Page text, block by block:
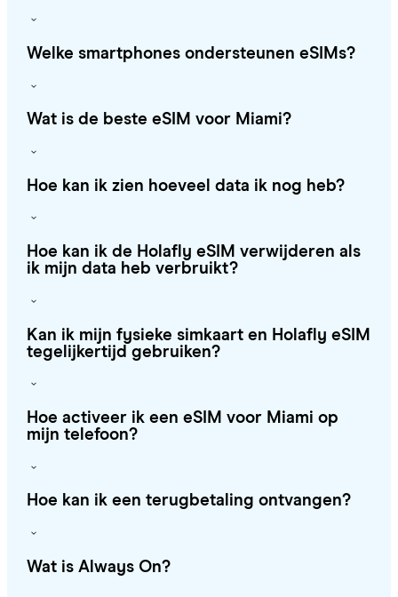
Welke smartphones ondersteunen eSIMs?
Wat is de beste eSIM voor Miami?
Hoe kan ik zien hoeveel data ik nog heb?
Hoe kan ik de Holafly eSIM verwijderen als
ik mijn data heb verbruikt?
Kan ik mijn fysieke simkaart en Holafly eSIM
tegelijkertijd gebruiken?
Hoe activeer ik een eSIM voor Miami op
mijn telefoon?
Hoe kan ik een terugbetaling ontvangen?
Wat is Always On?